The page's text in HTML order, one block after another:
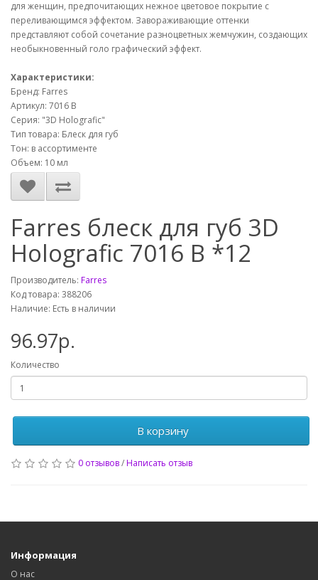
для женщин, предпочитающих нежное цветовое покрытие с
переливающимся эффектом. Завораживающие оттенки
представляют собой сочетание разноцветных жемчужин, создающих
необыкновенный голо графический эффект.
Характеристики:
Бренд: Farres
Артикул: 7016 B
Серия: "3D Holografic"
Тип товара: Блеск для губ
Тон: в ассортименте
Объем: 10 мл
Farres блеск для губ 3D
Holografic 7016 B *12
Производитель: Farres
Код товара: 388206
Наличие: Есть в наличии
96.97р.
Количество
В корзину
0 отзывов/Написать отзыв
Информация
О нас